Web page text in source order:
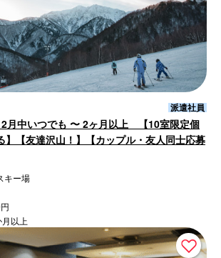
派遣社員
月中いつでも 〜 2ヶ月以上 【10室限定個
】【友達沢山！】【カップル・友人同士応募
キー場
以上